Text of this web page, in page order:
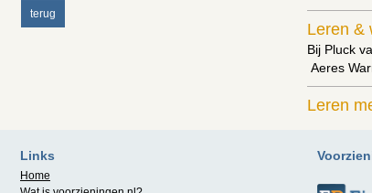
Leren &
Bij Pluck
Aeres
Leren
Leven
Links
Home